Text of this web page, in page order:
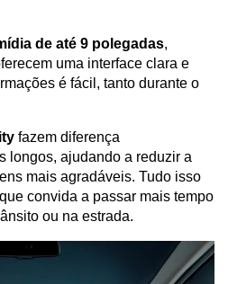
de até 9 polegadas,
uma interface clara e
é fácil, tanto durante o
fazem diferença
longos, ajudando a reduzir a
mais agradáveis. Tudo isso
convida a passar mais tempo
ou na estrada.